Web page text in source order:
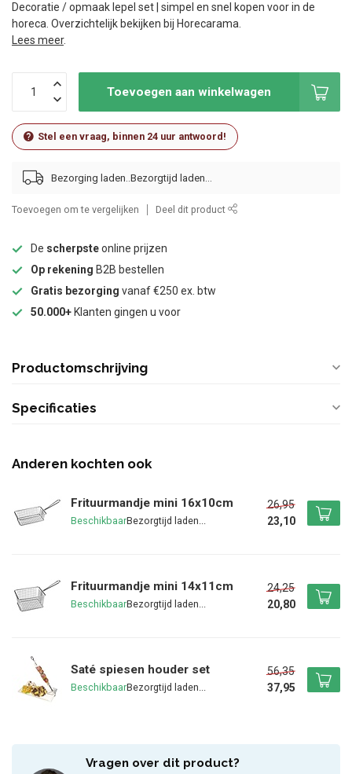
Decoratie / opmaak lepel set | simpel en snel kopen voor in de
horeca. Overzichtelijk bekijken bij Horecarama.
Lees meer.
Toevoegen aan winkelwagen
Stel een vraag, binnen 24 uur antwoord!
Bezorging laden..
Toevoegen om te vergelijken Deel dit product
De scherpsteonline prijzen
Op rekening B2B bestellen
Gratis bezorging vanaf €250 ex. btw
50.000+ Klanten gingen u voor
Productomschrijving
Specificaties
Anderen kochten ook
Frituurmandje mini 16x10cm
Beschikbaar
26,95
23,10
Frituurmandje mini 14x11cm
Beschikbaar
24,25
20,80
Saté spiesen houder set
Beschikbaar
56,35
37,95
Vragen over dit product?